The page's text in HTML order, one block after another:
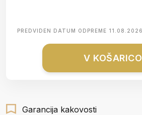
PREDVIDEN DATUM ODPREME 11.08.2026
V KOŠARICO
Garancija kakovosti